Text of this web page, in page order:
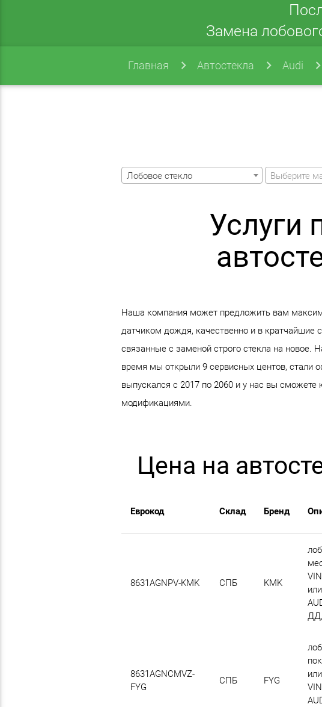
Замена
Главная Автостекла Audi
Лобовое стекло
Услуги
Наша компания может предложить вам
датчиком дождя, качественно и в кратчайшие
связанные с заменой строго стекла на
время мы открыли 9 сервисных центов, стали
выпускался с 2017 по 2060 и у нас вы
модификациями.
Цена на
Еврокод Склад Бренд
8631AGNPV-KMK СПБ KMK
ДД,
8631AGNCMVZ-
FYG
СПБ FYG